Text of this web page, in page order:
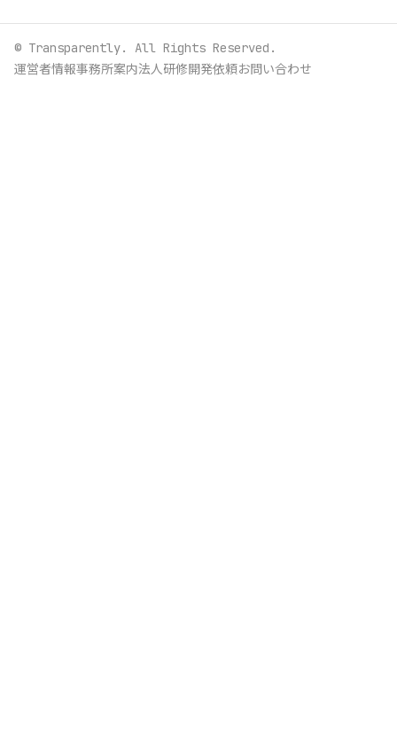
© Transparently. All Rights Reserved.
運営者情報事務所案内法人研修開発依頼お問い合わせ